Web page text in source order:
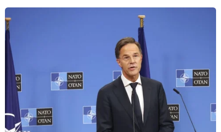
Người dân Palestine sơ tán khỏi thành phố Gaza nhằm tránh
xung đột giữa Israel và Phong trào Hamas. (Ảnh: AFP/TTXVN)
Ngày 17/10, Quốc vương Jordan Abdullah II đã
cảnh báo về tình hình khốc liệt tại khu vực
Trung Đông nếu xung đột giữa Israel và Phong